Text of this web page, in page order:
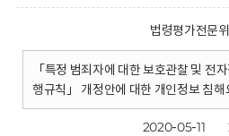
법령평가전문
「특정 범죄자에 대한 보호관찰 및 전
행규칙」 개정안에 대한 개인정보 침해
2020-05-11